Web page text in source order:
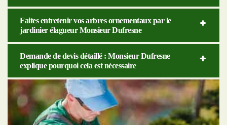
Faites entretenir vos arbres ornementaux par le
jardinier élagueur Monsieur Dufresne
Demande de devis détaillé : Monsieur Dufresne
explique pourquoi cela est nécessaire